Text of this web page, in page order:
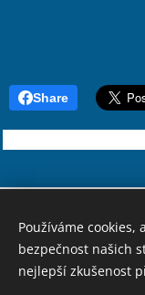
Share
©
Používáme
bezpečnost našich
nejlepší zkušenost